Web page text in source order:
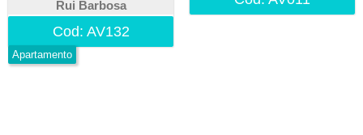
Rui Barbosa
Cod: AV132
Apartamento